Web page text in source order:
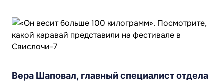
Вера Шаповал, главный специалист отдела